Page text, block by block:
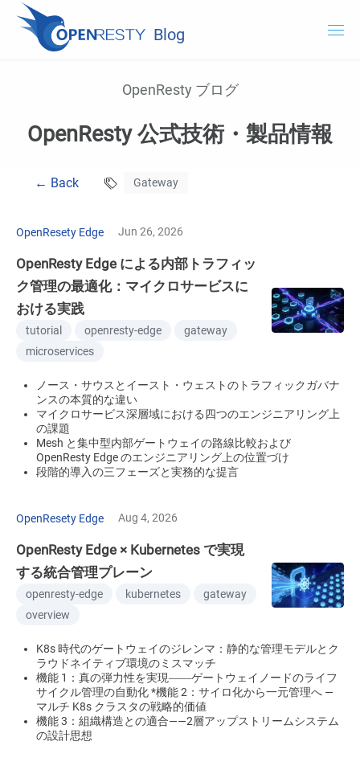
Blog
OpenResty Edge
ドキュメント
OpenResty XRay を試用する
OpenResty ブログ
OpenResty 公式技術・製品情報
← Back Gateway
OpenResety Edge Jun 26, 2026
OpenResty Edge による内部トラフィッ
ク管理の最適化：マイクロサービスに
おける実践
tutorial openresty-edge
gateway
microservices
ノース・サウスとイースト・ウェストのトラフィックガバナ
ンスの本質的な違い
マイクロサービス深層域における四つのエンジニアリング上
の課題
Mesh と集中型内部ゲートウェイの路線比較および
OpenResty Edge のエンジニアリング上の位置づけ
段階的導入の三フェーズと実務的な提言
OpenResety Edge Aug 4, 2026
OpenResty Edge × Kubernetes で実現
する統合管理プレーン
openresty-edge kubernetes
gateway
overview
K8s 時代のゲートウェイのジレンマ：静的な管理モデルとク
ラウドネイティブ環境のミスマッチ
機能 1：真の弾力性を実現――ゲートウェイノードのライフ
サイクル管理の自動化 *機能 2：サイロ化から一元管理へ —
マルチ K8s クラスタの戦略的価値
機能 3：組織構造との適合——2層アップストリームシステム
の設計思想